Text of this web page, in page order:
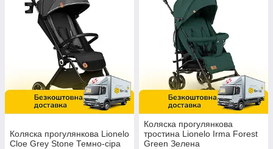
Коляска прогулянкова Lionelo
Cloe Grey Stone Темно-сіра
Коляска прогулянкова
тростина Lionelo Irma Forest
Green Зелена